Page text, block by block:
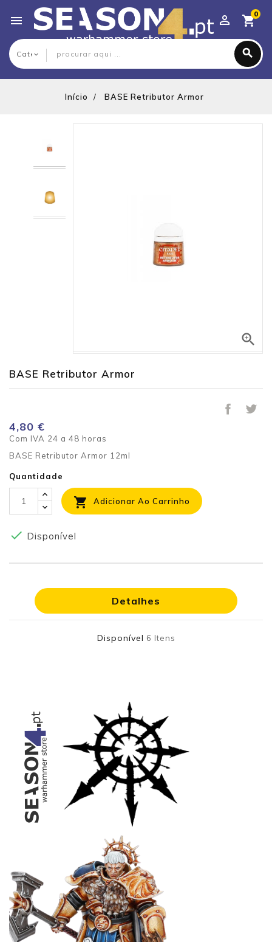
0

Início BASE Retributor Armor

BASE Retributor Armor
4,80 €
Com IVA 24 a 48 horas
BASE Retributor Armor 12ml
Quantidade
 Adicionar Ao Carrinho
 Disponível
Detalhes
Disponível 6 Itens